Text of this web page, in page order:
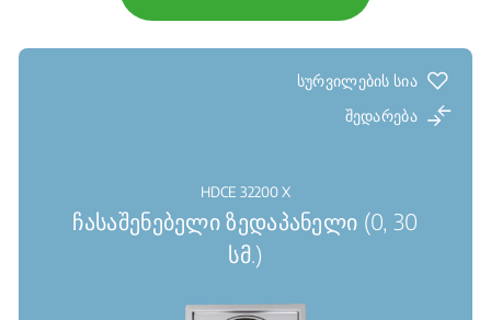
სურვილების სია
შედარება
HDCE 32200 X
ჩასაშენებელი ზედაპანელი (0, 30
სმ.)